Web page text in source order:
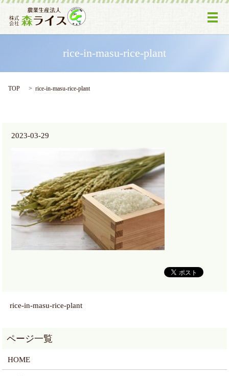
メ
rice-in-masu-rice-plant
TOP rice-in-masu-rice-plant
2023-03-29
rice-in-masu-rice-plant
HOME